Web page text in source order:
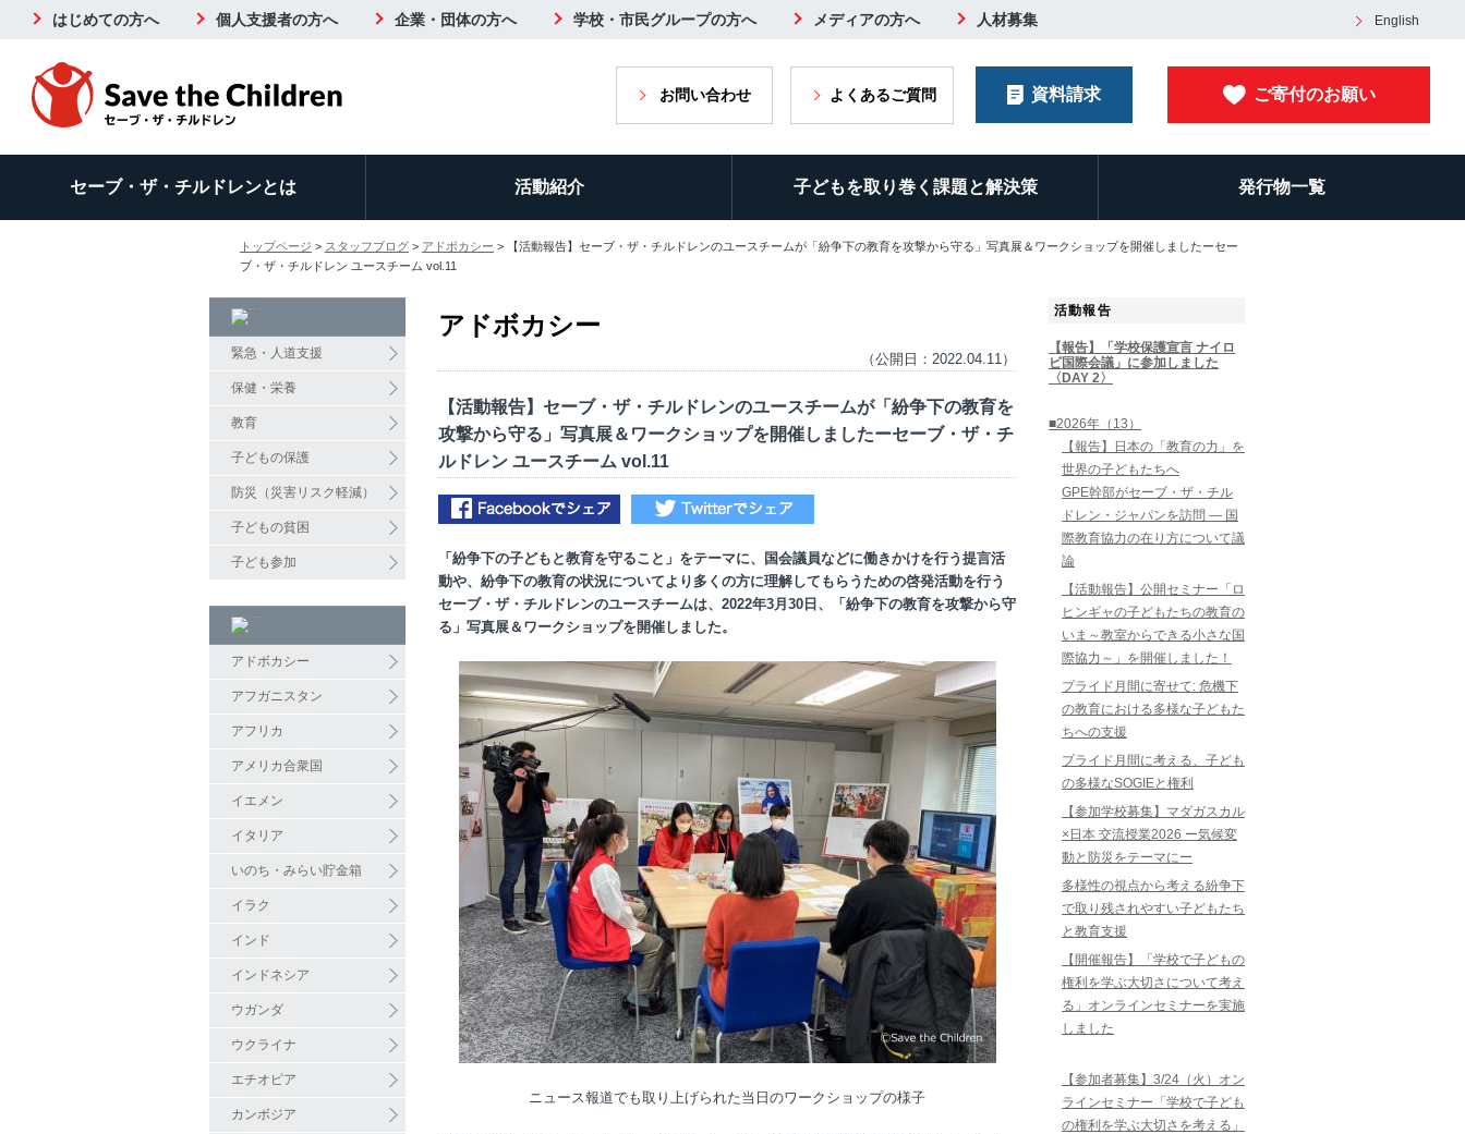
はじめての方へ 個人支援者の方へ 企業・団体の方へ 学校・市民グループの方へ メディアの方へ 人材募集 English
お問い合わせ よくあるご質問 資料請求 ご寄付のお願い
セーブ・ザ・チルドレンとは 活動紹介 子どもを取り巻く課題と解決策 発行物一覧
トップページ > スタッフブログ > アドボカシー > 【活動報告】セーブ・ザ・チルドレンのユースチームが「紛争下の教育を攻撃から守る」写真展＆ワークショップを開催しましたーセー
ブ・ザ・チルドレン ユースチーム vol.11
緊急・人道支援
保健・栄養
教育
子どもの保護
防災（災害リスク軽減）
子どもの貧困
子ども参加
アドボカシー
アフガニスタン
アフリカ
アメリカ合衆国
イエメン
イタリア
いのち・みらい貯金箱
イラク
インド
インドネシア
ウガンダ
ウクライナ
エチオピア
カンボジア
アドボカシー
（公開日：2022.04.11）
【活動報告】セーブ・ザ・チルドレンのユースチームが「紛争下の教育を
攻撃から守る」写真展＆ワークショップを開催しましたーセーブ・ザ・チ
ルドレン ユースチーム vol.11
「紛争下の子どもと教育を守ること」をテーマに、国会議員などに働きかけを行う提言活
動や、紛争下の教育の状況についてより多くの方に理解してもらうための啓発活動を行う
セーブ・ザ・チルドレンのユースチームは、2022年3月30日、「紛争下の教育を攻撃から守
る」写真展＆ワークショップを開催しました。
ニュース報道でも取り上げられた当日のワークショップの様子
活動報告
【報告】「学校保護宣言 ナイロ
ビ国際会議」に参加しました
〈DAY 2〉
■2026年（13）
【報告】日本の「教育の力」を
世界の子どもたちへ
GPE幹部がセーブ・ザ・チル
ドレン・ジャパンを訪問 ― 国
際教育協力の在り方について議
論
【活動報告】公開セミナー「ロ
ヒンギャの子どもたちの教育の
いま～教室からできる小さな国
際協力～」を開催しました！
プライド月間に寄せて: 危機下
の教育における多様な子どもた
ちへの支援
プライド月間に考える、子ども
の多様なSOGIEと権利
【参加学校募集】マダガスカル
×日本 交流授業2026 ー気候変
動と防災をテーマにー
多様性の視点から考える紛争下
で取り残されやすい子どもたち
と教育支援
【開催報告】「学校で子どもの
権利を学ぶ大切さについて考え
る」オンラインセミナーを実施
しました
【参加者募集】3/24（火）オン
ラインセミナー「学校で子ども
の権利を学ぶ大切さを考える」